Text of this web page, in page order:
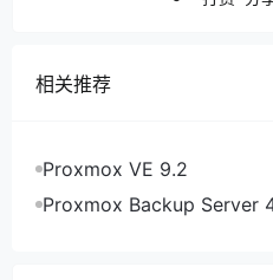
相关推荐
Proxmox VE 9.2
Proxmox Backup Server